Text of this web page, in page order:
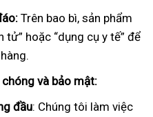
Trên bao bì, sản phẩm
hoặc “dụng cụ y tế” để
chóng và bảo mật:
đầu: Chúng tôi làm việc